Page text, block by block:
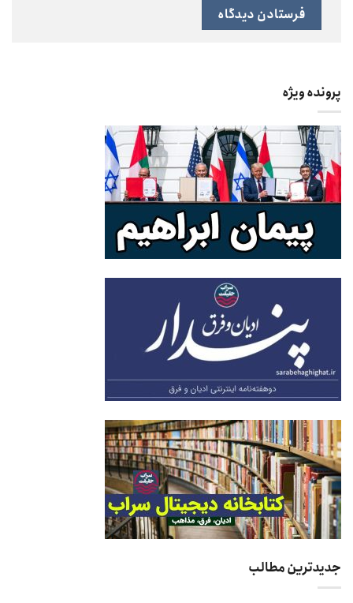
پرونده ویژه
جدیدترین مطالب